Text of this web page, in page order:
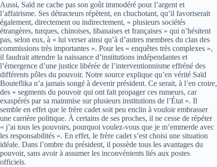
Aussi, Saïd ne cache pas son goût immodéré pour l’argent et
l’affairisme. Ses détracteurs répètent, en chuchotant, qu’il favoriserait
également, directement ou indirectement, « plusieurs sociétés
étrangères, turques, chinoises, libanaises et françaises » qui n’hésitent
pas, selon eux, à « lui verser ainsi qu’à d’autres membres du clan des
commissions très importantes ». Pour les « enquêtes très complexes »,
il faudrait attendre la naissance d’institutions indépendantes et
l’émergence d’une justice libérée de l’interventionnisme effréné des
différents pôles du pouvoir. Notre source explique qu’en vérité Saïd
Bouteflika n’a jamais songé à devenir président. Ce serait, à l’en croire,
des « segments du pouvoir qui ont fait propager ces rumeurs, car
exaspérés par sa mainmise sur plusieurs institutions de l’État ». Il
semble en effet que le frère cadet soit peu enclin à vouloir embrasser
une carrière politique. À certains de ses proches, il ne cesse de répéter
« j’ai tous les pouvoirs, pourquoi voulez-vous que je m’emmerde avec
les responsabilités ». En effet, le frère cadet s’est choisi une situation
idéale. Dans l’ombre du président, il possède tous les avantages du
pouvoir, sans avoir à assumer les inconvénients liés aux postes
officiels.